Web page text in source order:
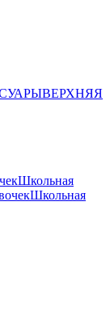
ВЕРХНЯЯ
Школьная
Школьная